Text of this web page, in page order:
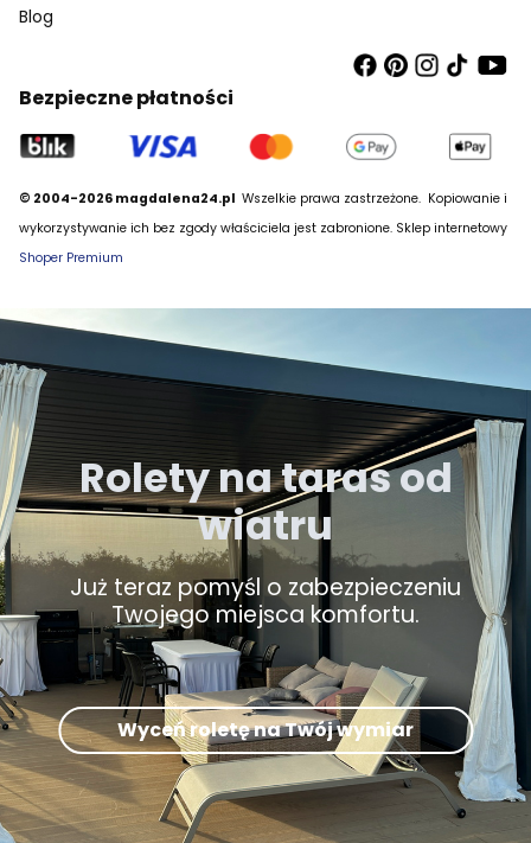
Blog
Bezpieczne płatności
© 2004-2026 magdalena24.pl Wszelkie prawa zastrzeżone. Kopiowanie i
wykorzystywanie ich bez zgody właściciela jest zabronione. Sklep internetowy
Shoper Premium
Rolety na taras od
wiatru
Już teraz pomyśl o zabezpieczeniu
Twojego miejsca komfortu.
Wyceń roletę na Twój wymiar